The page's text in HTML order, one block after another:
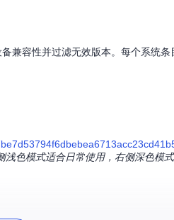
兼容性并过滤无效版本。每个系统条
色模式适合日常使用，右侧深色模